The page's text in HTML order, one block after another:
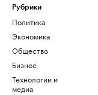
Рубрики
Политика
Экономика
Общество
Бизнес
Технологии и
медиа